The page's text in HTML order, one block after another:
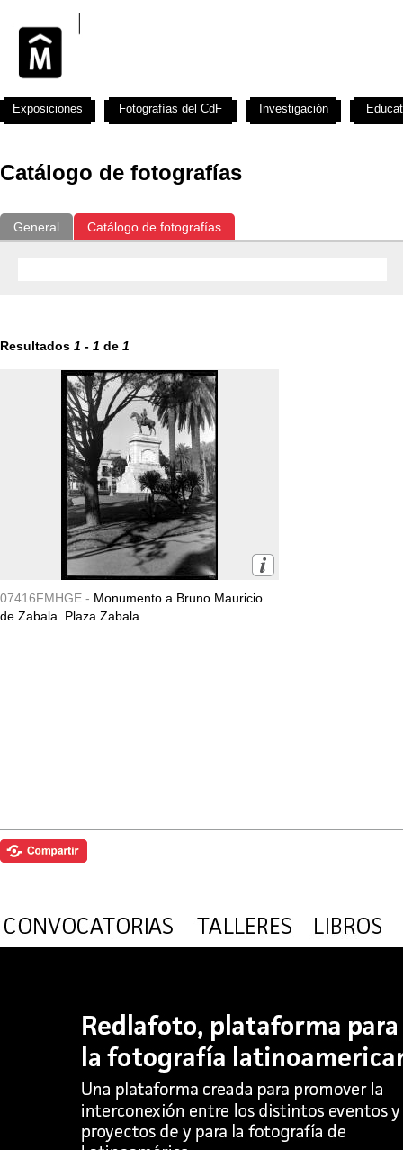
Catálogo de fotografías
General Catálogo de fotografías
Resultados 1 - 1 de 1
07416FMHGE - Monumento a Bruno Mauricio
de Zabala. Plaza Zabala.
Exposiciones Fotografías del CdF Investigación